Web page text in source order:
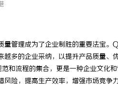
量管理成为了企业制胜的重要法
多的企业采纳，以提升产品质量、
和流程的集合，更是一种企业文化
险，提高生产效率，增强市场竞争力